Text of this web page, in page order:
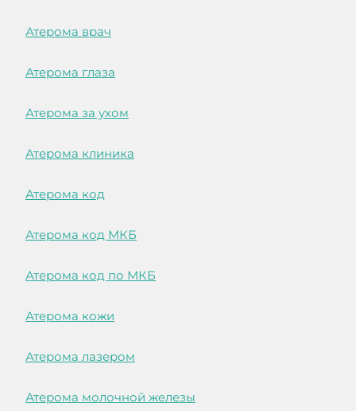
Атерома врач
Атерома глаза
Атерома за ухом
Атерома клиника
Атерома код
Атерома код МКБ
Атерома код по МКБ
Атерома кожи
Атерома лазером
Атерома молочной железы